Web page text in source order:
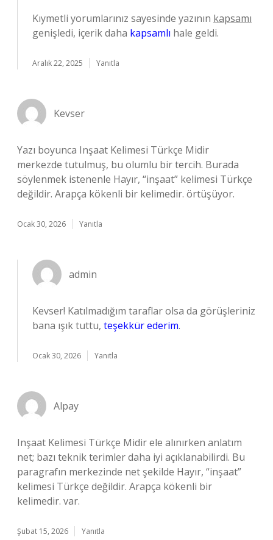
Kıymetli yorumlarınız sayesinde yazının kapsamı
genişledi, içerik daha kapsamlı hale geldi.
Aralık 22, 2025 Yanıtla
Kevser
Yazı boyunca Inşaat Kelimesi Türkçe Midir
merkezde tutulmuş, bu olumlu bir tercih. Burada
söylenmek istenenle Hayır, “inşaat” kelimesi Türkçe
değildir. Arapça kökenli bir kelimedir. örtüşüyor.
Ocak 30, 2026 Yanıtla
admin
Kevser! Katılmadığım taraflar olsa da görüşleriniz
bana ışık tuttu, teşekkür ederim.
Ocak 30, 2026 Yanıtla
Alpay
Inşaat Kelimesi Türkçe Midir ele alınırken anlatım
net; bazı teknik terimler daha iyi açıklanabilirdi. Bu
paragrafın merkezinde net şekilde Hayır, “inşaat”
kelimesi Türkçe değildir. Arapça kökenli bir
kelimedir. var.
Şubat 15, 2026 Yanıtla